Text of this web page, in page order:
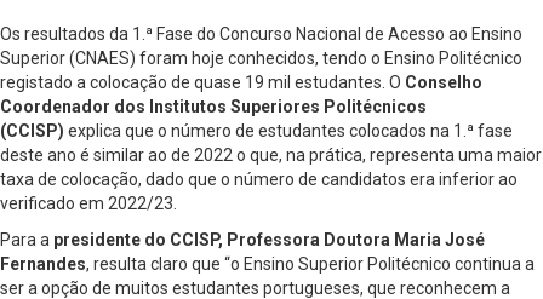
Os resultados da 1.ª Fase do Concurso Nacional de Acesso ao Ensino
Superior (CNAES) foram hoje conhecidos, tendo o Ensino Politécnico
registado a colocação de quase 19 mil estudantes. O Conselho
Coordenador dos Institutos Superiores Politécnicos
(CCISP) explica que o número de estudantes colocados na 1.ª fase
deste ano é similar ao de 2022 o que, na prática, representa uma maior
taxa de colocação, dado que o número de candidatos era inferior ao
verificado em 2022/23.
Para a presidente do CCISP, Professora Doutora Maria José
Fernandes, resulta claro que “o Ensino Superior Politécnico continua a
ser a opção de muitos estudantes portugueses, que reconhecem a